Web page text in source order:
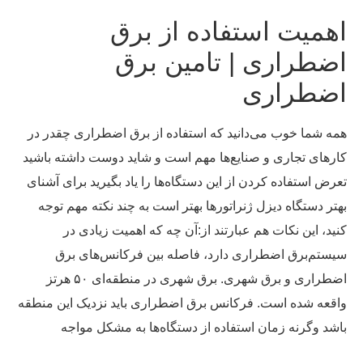
اهمیت استفاده از برق
اضطراری | تامین برق
اضطراری
همه شما خوب می‌دانید که استفاده از برق اضطراری چقدر در
کارهای تجاری و صنایع‌ها مهم است و شاید دوست داشته باشید
تعرض استفاده کردن از این دستگاه‌ها را یاد بگیرید برای آشنای
بهتر دستگاه دیزل ژنراتورها بهتر است به چند نکته مهم توجه
کنید، این نکات هم عبارتند از: آن چه که اهمیت زیادی در
سیستم‌برق اضطراری دارد، فاصله بین فرکانس‌های برق
اضطراری و برق شهری. برق شهری در منطقه‌ای ۵۰ هرتز
واقعه شده است. فرکانس برق اضطراری باید نزدیک این منطقه
باشد وگرنه زمان استفاده از دستگاه‌ها به مشکل مواجه